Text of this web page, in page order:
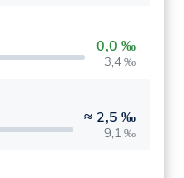
0,0 ‰
3,4 ‰
≈ 2,5 ‰
9,1 ‰